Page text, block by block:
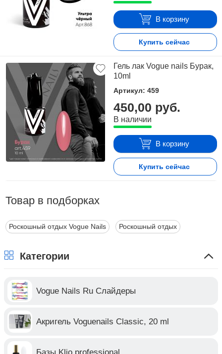
В корзину
Купить сейчас
Гель лак Vogue nails Бурак,
10ml
Артикул: 459
450,00 руб.
В наличии
В корзину
Купить сейчас
Товар в подборках
Роскошный отдых Vogue Nails Роскошный отдых
Категории
Vogue Nails Ru Слайдеры
Акригель Voguenails Classic, 20 ml